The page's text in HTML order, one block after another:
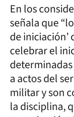
En los
señala que
de
celebrar el
a actos del
militar y son
la disciplina,